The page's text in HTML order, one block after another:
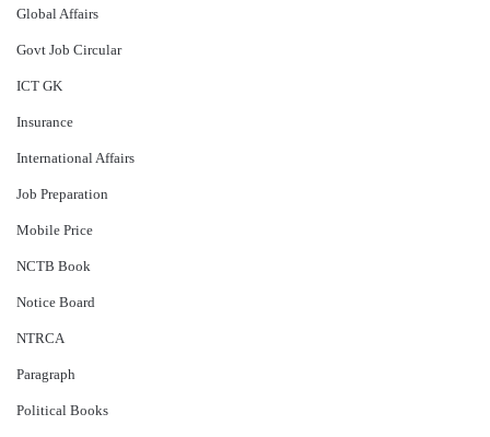
Global Affairs
Govt Job Circular
ICT GK
Insurance
International Affairs
Job Preparation
Mobile Price
NCTB Book
Notice Board
NTRCA
Paragraph
Political Books